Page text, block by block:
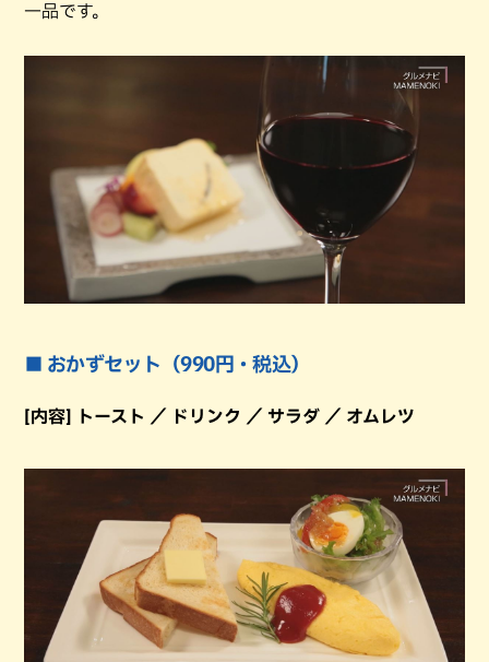
一品です。
■ おかずセット（990円・税込）
[内容] トースト ／ ドリンク ／ サラダ ／ オムレツ